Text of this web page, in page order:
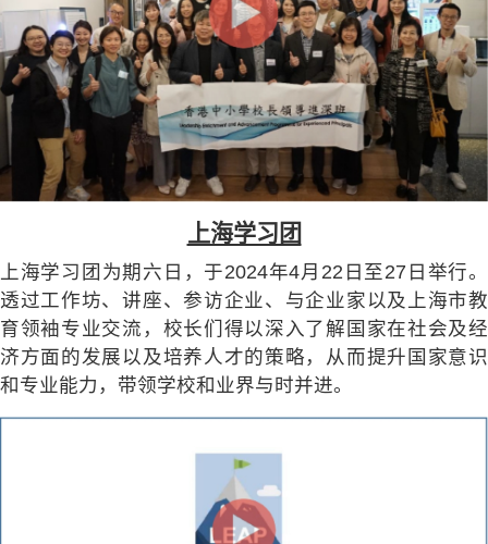
上海学习团
上海学习团为期六日，于2024年4月22日至27日举行。
透过工作坊、讲座、参访企业、与企业家以及上海市教
育领袖专业交流，校长们得以深入了解国家在社会及经
济方面的发展以及培养人才的策略，从而提升国家意识
和专业能力，带领学校和业界与时并进。